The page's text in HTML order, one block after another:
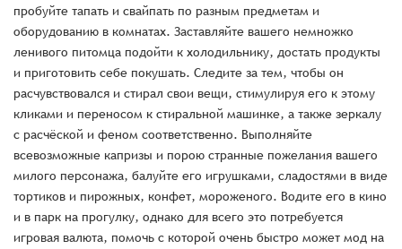
пробуйте тапать и свайпать по разным предметам и
оборудованию в комнатах. Заставляйте вашего немножко
ленивого питомца подойти к холодильнику, достать продукты
и приготовить себе покушать. Следите за тем, чтобы он
расчувствовался и стирал свои вещи, стимулируя его к этому
кликами и переносом к стиральной машинке, а также зеркалу
с расчёской и феном соответственно. Выполняйте
всевозможные капризы и порою странные пожелания вашего
милого персонажа, балуйте его игрушками, сладостями в виде
тортиков и пирожных, конфет, мороженого. Водите его в кино
и в парк на прогулку, однако для всего это потребуется
игровая валюта, помочь с которой очень быстро может мод на